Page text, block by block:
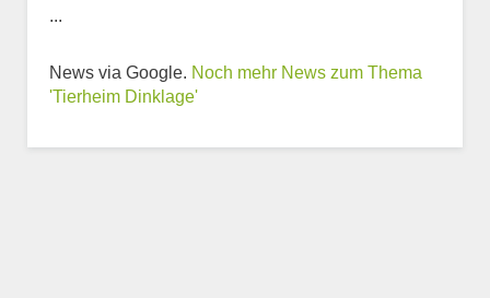
Weitere Informationen
zum Tierheim
...
News via Google. Noch mehr News zum Thema
'Tierheim Dinklage'